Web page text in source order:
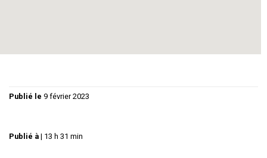
Publié le 9 février 2023
Publié à | 13 h 31 min